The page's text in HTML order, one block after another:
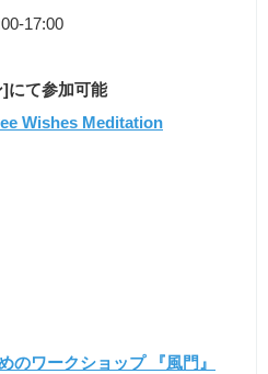
17:00
にて参加可能
Wishes Meditation
のワークショップ 『風門』